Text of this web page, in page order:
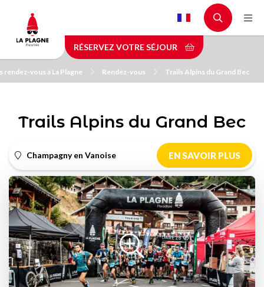
contenu
principal
RÉSERVEZ VOTRE SÉJOUR
rendez-vous à La Plagne Rendez-vous Trails Alpins du Grand Bec
Trails Alpins du Grand Bec
Champagny en Vanoise EN SAVOIR PLUS